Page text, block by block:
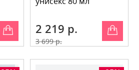
2 219 р.
3 699 р.